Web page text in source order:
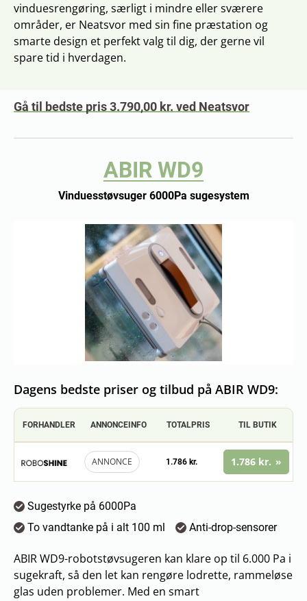
vinduesrengøring, særligt i mindre eller sværere
områder, er Neatsvor med sin fine præstation og
smarte design et perfekt valg til dig, der gerne vil
spare tid i hverdagen.
Gå til bedste pris 3.790,00 kr. ved Neatsvor
ABIR WD9
Vinduesstøvsuger 6000Pa sugesystem
Dagens bedste priser og tilbud på ABIR WD9:
FORHANDLER ANNONCEINFO TOTALPRIS TIL BUTIK
ANNONCE 1.786 kr. 1.786 kr.
Sugestyrke på 6000Pa
To vandtanke på i alt 100 ml
Anti-drop-sensorer
ABIR WD9-robotstøvsugeren kan klare op til 6.000 Pa i
sugekraft, så den let kan rengøre lodrette, rammeløse
glas uden problemer. Med en smart